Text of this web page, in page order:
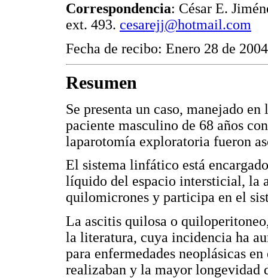
Correspondencia: César E.
ext. 493. cesarejj@hotmail.com
Fecha de recibo: Enero 28 de
Resumen
Se presenta un caso, manejado
paciente masculino de 68 años
laparotomía exploratoria fueron
El sistema linfático está
líquido del espacio intersticial, la
quilomicrones y participa en el
La ascitis quilosa o
la literatura, cuya incidencia ha
para enfermedades neoplásicas
realizaban y la mayor longevidad